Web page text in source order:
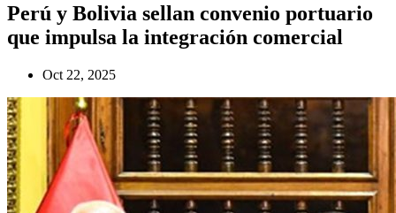
Perú y Bolivia sellan convenio portuario
que impulsa la integración comercial
Oct 22, 2025